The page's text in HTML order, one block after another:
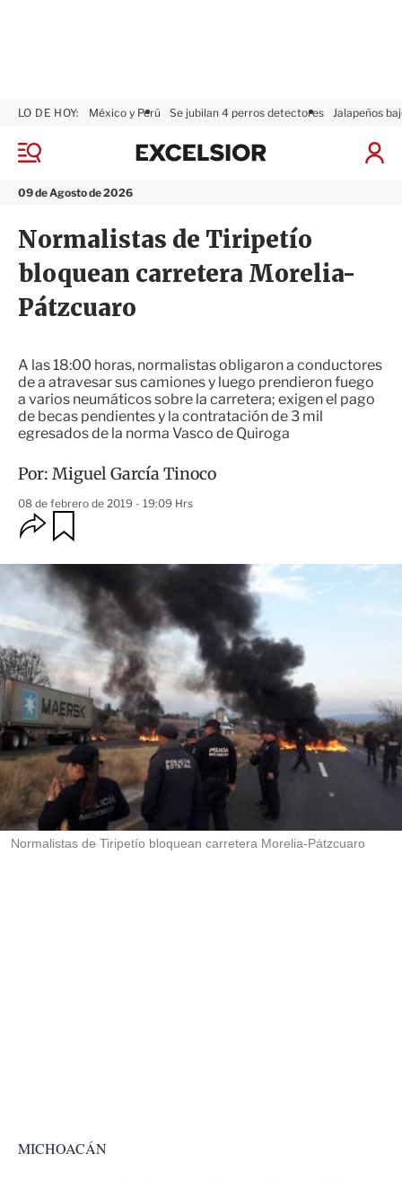
M
n
09 de Agosto de 2026
LO DE HOY: México y Perú Se jubilan 4 perros detectores Jalapeños
I
n
x
i
o
r
Normalistas de Tiripetío
bloquean carretera Morelia-
Pátzcuaro
A las 18:00 horas, normalistas obligaron a conductores
de a atravesar sus camiones y luego prendieron fuego
a varios neumáticos sobre la carretera; exigen el pago
de becas pendientes y la contratación de 3 mil
egresados de la norma Vasco de Quiroga
Por: Miguel García Tinoco
08 de febrero de 2019 - 19:09 Hrs
O
p
i
o
n
s
d
e
c
o
m
p
a
r
t
i
r
d
a
r
Normalistas de Tiripetío bloquean carretera Morelia-Pátzcuaro
MICHOACÁN